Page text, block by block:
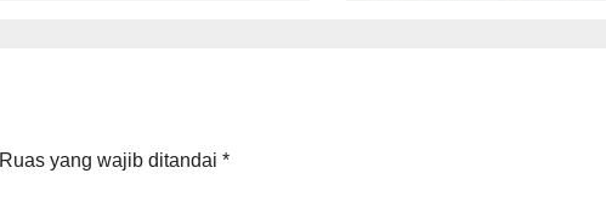
Ruas yang wajib ditandai *